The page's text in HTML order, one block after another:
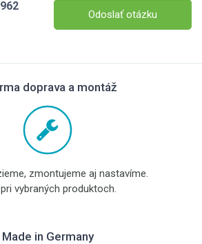
Odoslať otázku
doprava a montáž
zmontujeme aj nastavíme.
vybraných produktoch.
Made in Germany